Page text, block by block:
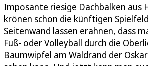
Imposante riesige Dachbalken aus
krönen schon die künftigen
Seitenwand lassen erahnen, dass
Fuß- oder Volleyball durch die
Baumwipfel am Waldrand der